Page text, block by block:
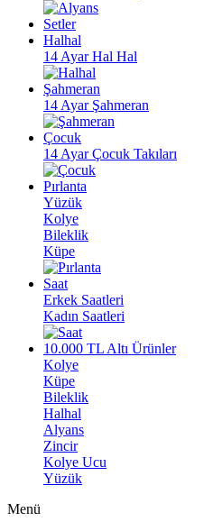
Setler
Halhal
14 Ayar Hal Hal
Şahmeran
14 Ayar Şahmeran
Çocuk
14 Ayar Çocuk Takıları
Pırlanta
Yüzük
Kolye
Bileklik
Küpe
Saat
Erkek Saatleri
Kadın Saatleri
10.000 TL Altı Ürünler
Kolye
Küpe
Bileklik
Halhal
Alyans
Zincir
Kolye Ucu
Yüzük
Menü